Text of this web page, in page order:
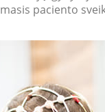
paciento